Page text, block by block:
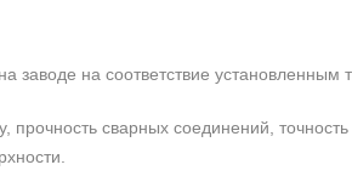
заводе на соответствие установленным
прочность сварных соединений,